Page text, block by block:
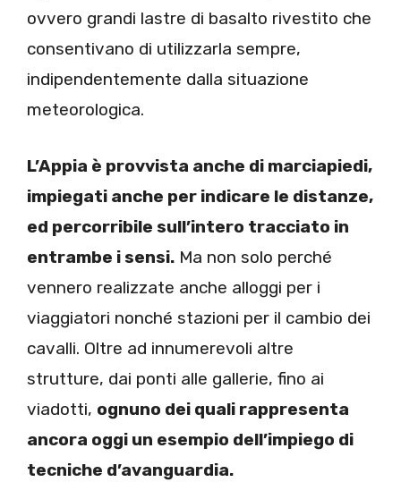
ovvero grandi lastre di basalto rivestito che
consentivano di utilizzarla sempre,
indipendentemente dalla situazione
meteorologica.
L’Appia è provvista anche di marciapiedi,
impiegati anche per indicare le distanze,
ed percorribile sull’intero tracciato in
entrambe i sensi. Ma non solo perché
vennero realizzate anche alloggi per i
viaggiatori nonché stazioni per il cambio dei
cavalli. Oltre ad innumerevoli altre
strutture, dai ponti alle gallerie, fino ai
viadotti, ognuno dei quali rappresenta
ancora oggi un esempio dell’impiego di
tecniche d’avanguardia.